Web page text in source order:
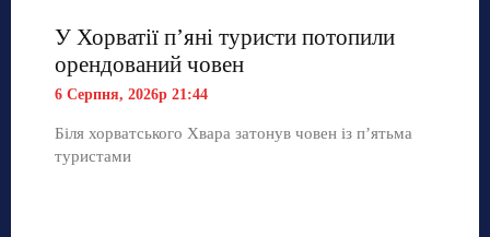
У Хорватії пʼяні туристи потопили
орендований човен
6 Серпня, 2026р 21:44
Біля хорватського Хвара затонув човен із п’ятьма
туристами